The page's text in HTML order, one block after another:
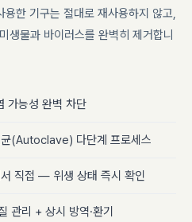
한 기구는 절대로 재사용하지 않고,
생물과 바이러스를 완벽히 제거합니
가능성 완벽 차단
(Autoclave) 다단계 프로세스
직접 — 위생 상태 즉시 확인
관리 + 상시 방역·환기